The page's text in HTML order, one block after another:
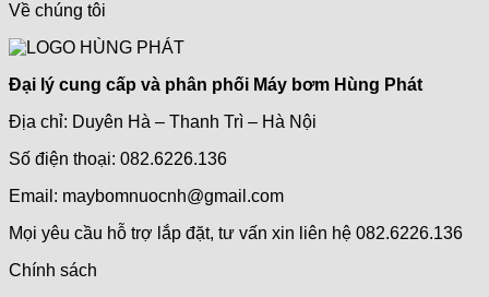
Về chúng tôi
Đại lý cung cấp và phân phối Máy bơm Hùng Phát
Địa chỉ: Duyên Hà – Thanh Trì – Hà Nội
Số điện thoại: 082.6226.136
Email: maybomnuocnh@gmail.com
Mọi yêu cầu hỗ trợ lắp đặt, tư vấn xin liên hệ 082.6226.136
Chính sách